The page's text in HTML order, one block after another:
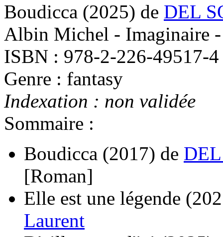
Boudicca (2025) de DEL
Albin Michel - Imaginaire
ISBN : 978-2-226-49517-4
Genre : fantasy
Indexation : non validée
Sommaire :
Boudicca (2017) de
[Roman]
Elle est une légende
Laurent